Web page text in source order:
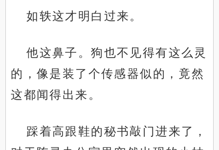
如轶这才明白过来。
他这鼻子。狗也不见得有这么灵
的，像是装了个传感器似的，竟然
这都闻得出来。
踩着高跟鞋的秘书敲门进来了，